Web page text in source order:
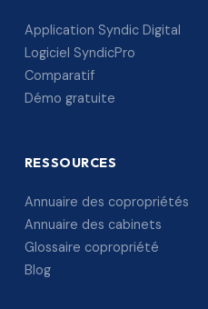
Application Syndic Digital
Logiciel SyndicPro
Comparatif
Démo gratuite
RESSOURCES
Annuaire des copropriétés
Annuaire des cabinets
Glossaire copropriété
Blog